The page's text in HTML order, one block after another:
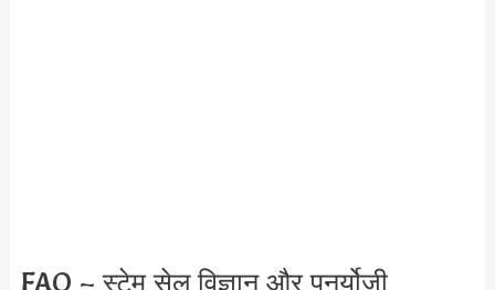
FAQ – स्टेम सेल विज्ञान और पुनर्योजी